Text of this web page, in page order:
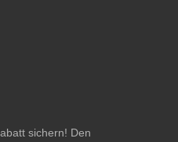
sichern! Den